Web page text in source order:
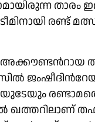
താരം
രണ്ട്
ഖത്തറിലാണ്